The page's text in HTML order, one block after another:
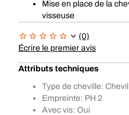
Mise en place de la
visseuse
(0)
Écrire le premier avis
Attributs techniques
Type de cheville:
Empreinte: PH 2
Avec vis: Oui